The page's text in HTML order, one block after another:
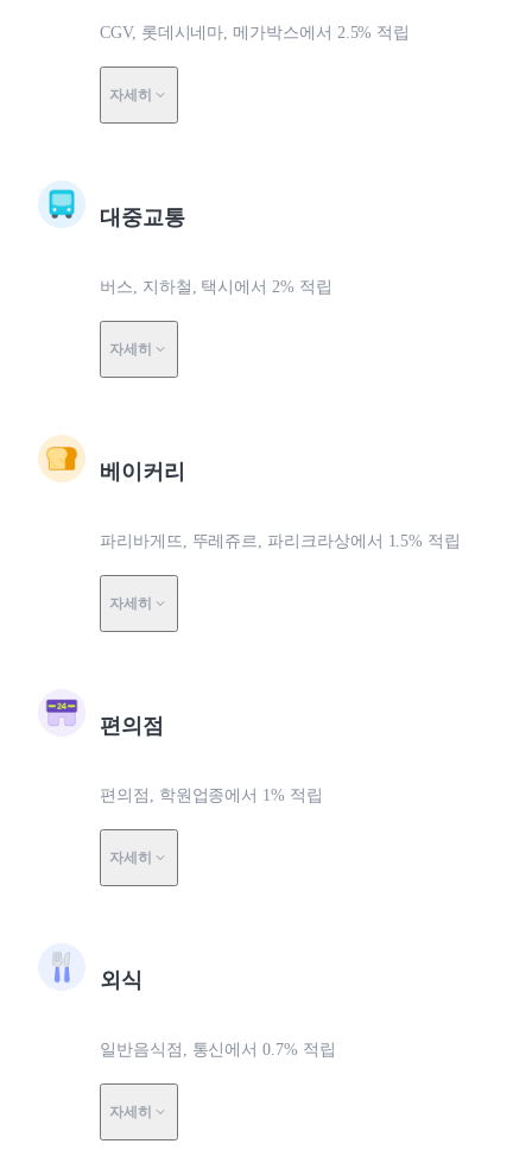
CGV, 롯데시네마, 메가박스에서 2.5% 적립
자세히
대중교통
버스, 지하철, 택시에서 2% 적립
자세히
베이커리
파리바게뜨, 뚜레쥬르, 파리크라상에서 1.5% 적립
자세히
편의점
편의점, 학원업종에서 1% 적립
자세히
외식
일반음식점, 통신에서 0.7% 적립
자세히